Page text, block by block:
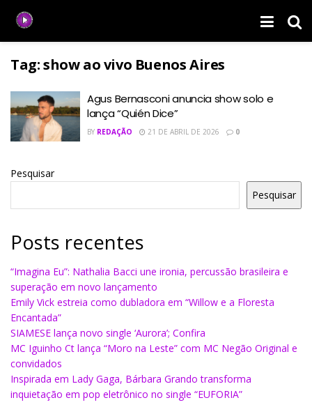
Tag:show ao vivo Buenos Aires
Agus Bernasconi anuncia show solo e
lança “Quién Dice”
BY REDAÇÃO 21 DE ABRIL DE 2026 0
Pesquisar
Pesquisar
Posts recentes
“Imagina Eu”: Nathalia Bacci une ironia, percussão brasileira e
superação em novo lançamento
Emily Vick estreia como dubladora em “Willow e a Floresta
Encantada”
SIAMESE lança novo single ‘Aurora’; Confira
MC Iguinho Ct lança “Moro na Leste” com MC Negão Original e
convidados
Inspirada em Lady Gaga, Bárbara Grando transforma
inquietação em pop eletrônico no single “EUFORIA”